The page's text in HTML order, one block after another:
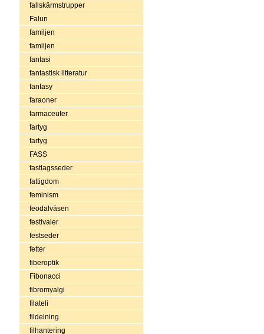
fallskärmstrupper
Falun
familjen
familjen
fantasi
fantastisk litteratur
fantasy
faraoner
farmaceuter
fartyg
fartyg
FASS
fastlagsseder
fattigdom
feminism
feodalväsen
festivaler
festseder
fetter
fiberoptik
Fibonacci
fibromyalgi
filateli
fildelning
filhantering